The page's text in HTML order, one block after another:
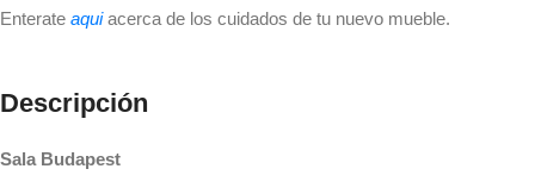
Enterate aqui acerca de los cuidados de tu nuevo mueble.
Descripción
Sala Budapest